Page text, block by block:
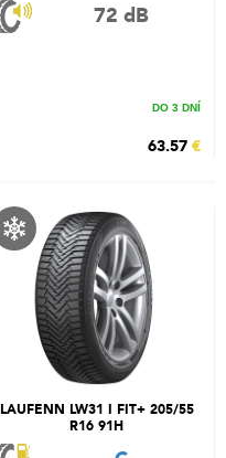
72 dB
DO 3 DNÍ
63.57 €
LAUFENN LW31 I FIT+ 205/55
R16 91H